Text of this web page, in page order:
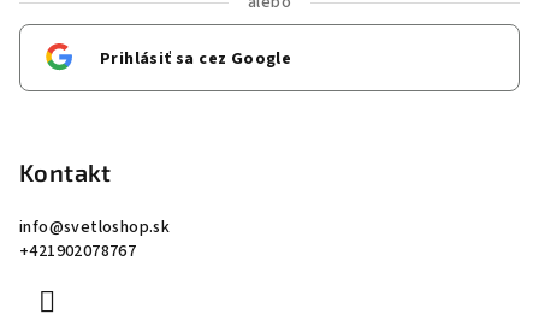
Prihlásiť sa cez Google
Kontakt
info@svetloshop.sk
+421902078767